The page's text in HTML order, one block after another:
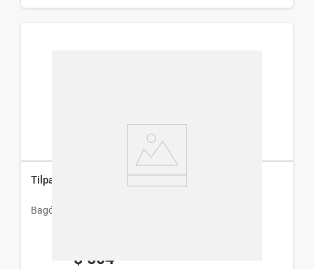
Tilpam x 20 Comprimidos
Bagó
$ 504